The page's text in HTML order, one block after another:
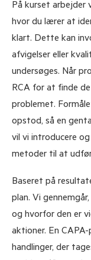
På kurset arbejder
hvor du lærer at
klart. Dette kan
afvigelser eller
undersøges. Når
RCA for at finde
problemet.
opstod, så en
vil vi introducere
metoder til at
Baseret på
plan. Vi
og hvorfor den er
aktioner. En
handlinger, der